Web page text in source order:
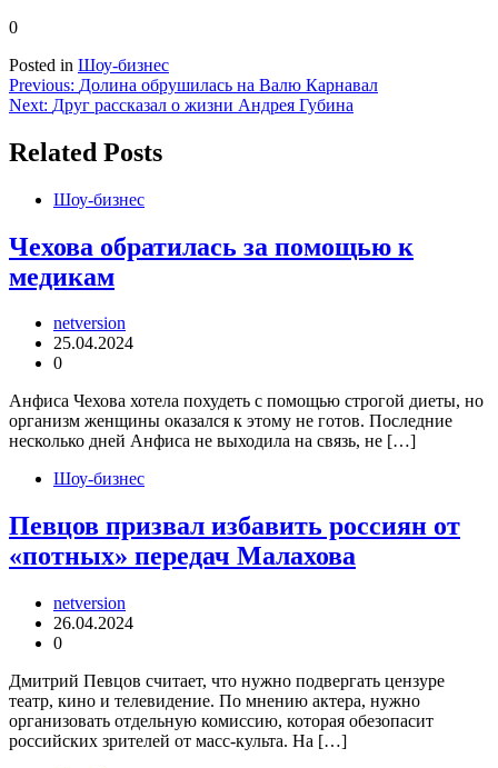
0
Posted in Шоу-бизнес
Навигация
по
записям
Previous: Долина обрушилась на Валю Карнавал
Next: Друг рассказал о жизни Андрея Губина
Related Posts
Шоу-бизнес
Чехова обратилась за помощью к
медикам
netversion
25.04.2024
0
Анфиса Чехова хотела похудеть с помощью строгой диеты, но
организм женщины оказался к этому не готов. Последние
несколько дней Анфиса не выходила на связь, не […]
Шоу-бизнес
Певцов призвал избавить россиян от
«потных» передач Малахова
netversion
26.04.2024
0
Дмитрий Певцов считает, что нужно подвергать цензуре
театр, кино и телевидение. По мнению актера, нужно
организовать отдельную комиссию, которая обезопасит
российских зрителей от масс-культа. На […]